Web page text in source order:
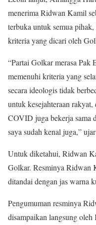
menerima Ridwan Kamil
terbuka untuk semua
kriteria yang dicari oleh
“Partai Golkar merasa Pak
memenuhi kriteria yang
secara ideologis tidak
untuk kesejahteraan rakyat,
COVID juga bekerja sama
saya sudah kenal juga,”
Untuk diketahui, Ridwan
Golkar. Resminya Ridwan
ditandai dengan jas warna
Pengumuman resminya
disampaikan langsung